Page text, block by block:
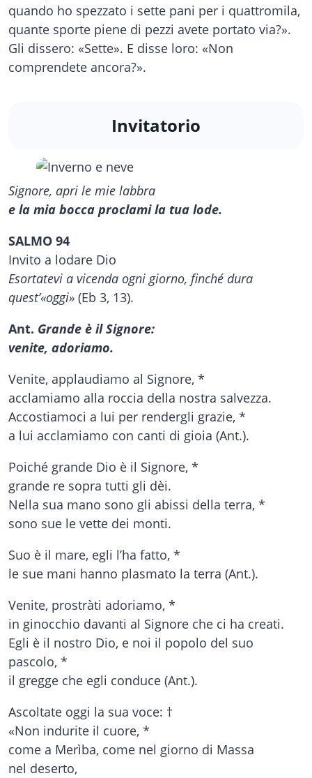
quando ho spezzato i sette pani per i quattromila,
quante sporte piene di pezzi avete portato via?».
Gli dissero: «Sette». E disse loro: «Non
comprendete ancora?».
Invitatorio
Signore, apri le mie labbra
e la mia bocca proclami la tua lode.
SALMO 94
Invito a lodare Dio
Esortatevi a vicenda ogni giorno, finché dura
quest’«oggi» (Eb 3, 13).
Ant. Grande è il Signore:
venite, adoriamo.
Venite, applaudiamo al Signore, *
acclamiamo alla roccia della nostra salvezza.
Accostiamoci a lui per rendergli grazie, *
a lui acclamiamo con canti di gioia (Ant.).
Poiché grande Dio è il Signore, *
grande re sopra tutti gli dèi.
Nella sua mano sono gli abissi della terra, *
sono sue le vette dei monti.
Suo è il mare, egli l’ha fatto, *
le sue mani hanno plasmato la terra (Ant.).
Venite, prostràti adoriamo, *
in ginocchio davanti al Signore che ci ha creati.
Egli è il nostro Dio, e noi il popolo del suo
pascolo, *
il gregge che egli conduce (Ant.).
Ascoltate oggi la sua voce: †
«Non indurite il cuore, *
come a Merìba, come nel giorno di Massa
nel deserto,